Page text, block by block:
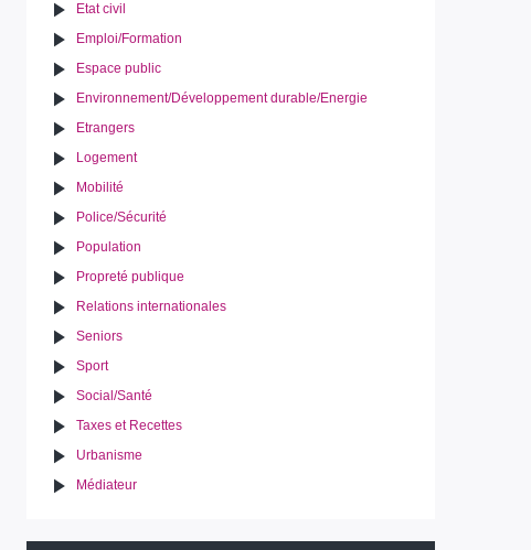
Etat civil
Emploi/Formation
Espace public
Environnement/Développement durable/Energie
Etrangers
Logement
Mobilité
Police/Sécurité
Population
Propreté publique
Relations internationales
Seniors
Sport
Social/Santé
Taxes et Recettes
Urbanisme
Médiateur